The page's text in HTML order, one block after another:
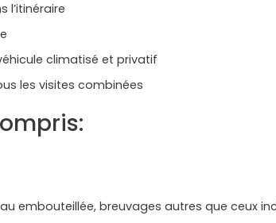
l’itinéraire
climatisé et privatif
les visites combinées
embouteillée, breuvages autres que ceux